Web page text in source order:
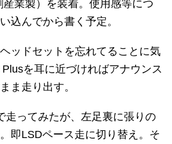
産業製）を装着。使用感等につ
込んでから書く予定。
ッドセットを忘れてることに気
を耳に近づければアナウンス
ま走り出す。
走ってみたが、左足裏に張りの
即LSDペース走に切り替え。そ